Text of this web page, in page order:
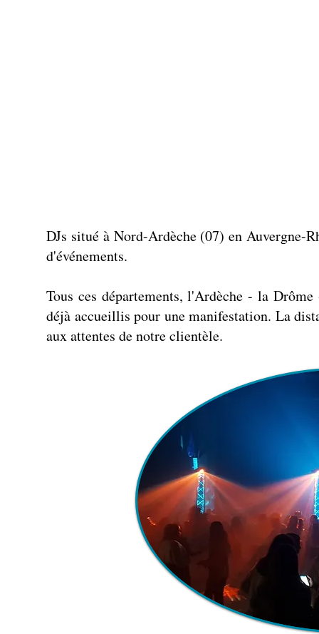
DJs situé à Nord-Ardèche (07) en Auvergne-
d'événements.
Tous ces départements, l'Ardèche - la
déjà accueillis pour une manifestation. La
aux attentes de notre clientèle.